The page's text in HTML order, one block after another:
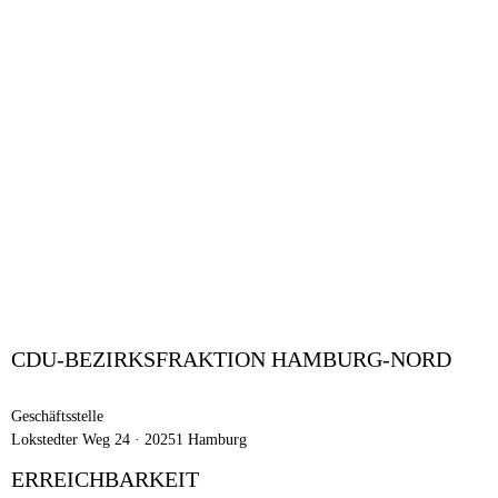
CDU-BEZIRKSFRAKTION HAMBURG-NORD
Geschäftsstelle
Lokstedter Weg 24 · 20251 Hamburg
ERREICHBARKEIT